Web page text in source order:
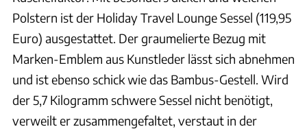
Polstern ist der Holiday Travel Lounge Sessel (119,95
Euro) ausgestattet. Der graumelierte Bezug mit
Marken-Emblem aus Kunstleder lässt sich abnehmen
und ist ebenso schick wie das Bambus-Gestell. Wird
der 5,7 Kilogramm schwere Sessel nicht benötigt,
verweilt er zusammengefaltet, verstaut in der